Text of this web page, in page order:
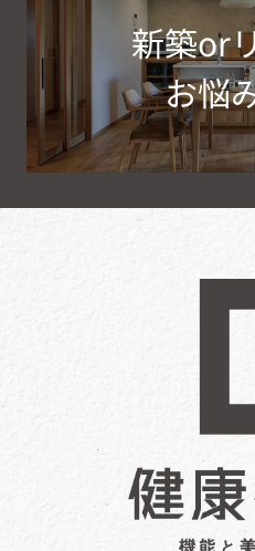
新築or
お悩